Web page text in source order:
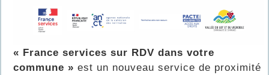
« France services sur RDV dans votre
commune » est un nouveau service de proximité